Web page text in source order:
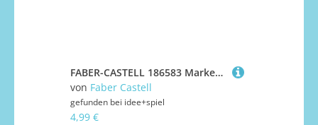
FABER-CASTELL 186583 Marker UNI POSCA PC-3M bronze
von Faber Castell
gefunden bei idee+spiel
4,99 €